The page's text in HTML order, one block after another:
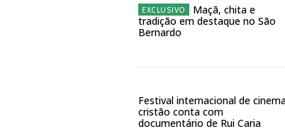
Maçã, chita e
tradição em destaque no São
Bernardo
Festival internacional de
cristão conta com
documentário de Rui Caria